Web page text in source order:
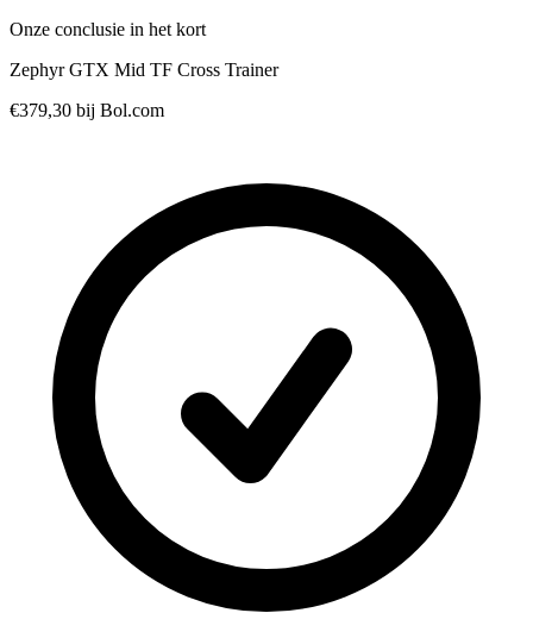
Onze conclusie in het kort
Zephyr GTX Mid TF Cross Trainer
€379,30 bij Bol.com